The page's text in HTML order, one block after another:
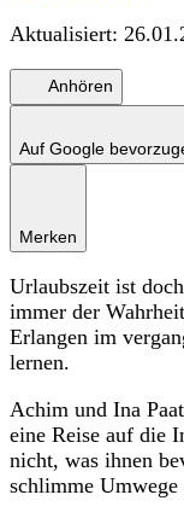
Aktualisiert:
Anhören
Auf Google
Merken
Urlaubszeit ist
immer der
Erlangen im
lernen.
Achim und Ina
eine Reise auf die
nicht, was ihnen
schlimme